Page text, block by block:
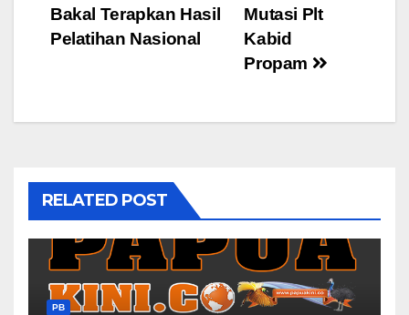
navigation
Mutasi Plt
Kabid
Propam
Bakal Terapkan Hasil
Pelatihan Nasional
RELATED POST
PB